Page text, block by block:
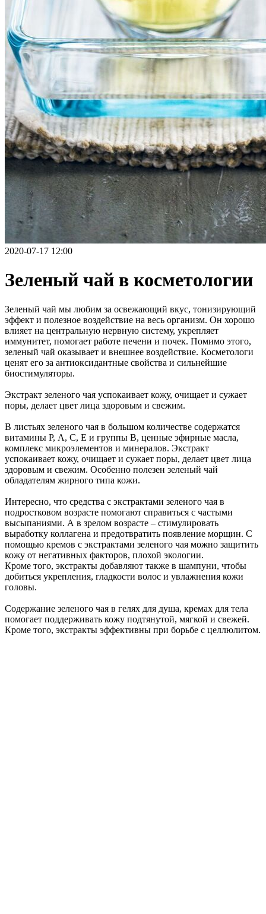
2020-07-17 12:00
Зеленый чай в косметологии
Зеленый чай мы любим за освежающий вкус, тонизирующий
эффект и полезное воздействие на весь организм. Он хорошо
влияет на центральную нервную систему, укрепляет
иммунитет, помогает работе печени и почек. Помимо этого,
зеленый чай оказывает и внешнее воздействие. Косметологи
ценят его за антиоксидантные свойства и сильнейшие
биостимуляторы.
Экстракт зеленого чая успокаивает кожу, очищает и сужает
поры, делает цвет лица здоровым и свежим.
В листьях зеленого чая в большом количестве содержатся
витамины Р, А, С, Е и группы В, ценные эфирные масла,
комплекс микроэлементов и минералов. Экстракт
успокаивает кожу, очищает и сужает поры, делает цвет лица
здоровым и свежим. Особенно полезен зеленый чай
обладателям жирного типа кожи.
Интересно, что средства с экстрактами зеленого чая в
подростковом возрасте помогают справиться с частыми
высыпаниями. А в зрелом возрасте – стимулировать
выработку коллагена и предотвратить появление морщин. С
помощью кремов с экстрактами зеленого чая можно защитить
кожу от негативных факторов, плохой экологии.
Кроме того, экстракты добавляют также в шампуни, чтобы
добиться укрепления, гладкости волос и увлажнения кожи
головы.
Содержание зеленого чая в гелях для душа, кремах для тела
помогает поддерживать кожу подтянутой, мягкой и свежей.
Кроме того, экстракты эффективны при борьбе с целлюлитом.